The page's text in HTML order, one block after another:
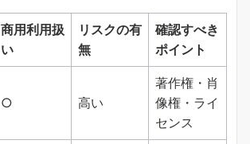
商用利用扱
い
リスクの有
無
確認すべき
ポイント
○ 高い
著作権・肖
像権・ライ
センス